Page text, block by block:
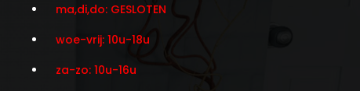
ma,di,do: GESLOTEN
woe-vrij: 10u-18u
za-zo: 10u-16u